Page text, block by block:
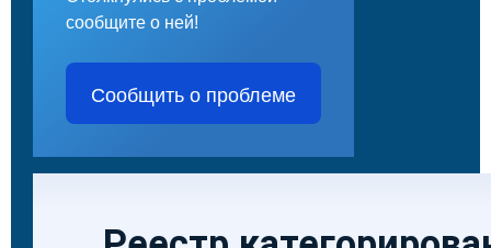
сообщите о ней!
Сообщить о проблеме